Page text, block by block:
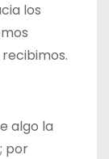
los
algo la
por